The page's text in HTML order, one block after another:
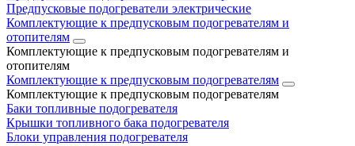
Предпусковые подогреватели электрические
Комплектующие к предпусковым подогревателям и
отопителям
Комплектующие к предпусковым подогревателям и
отопителям
Комплектующие к предпусковым подогревателям
Комплектующие к предпусковым подогревателям
Баки топливные подогревателя
Крышки топливного бака подогревателя
Блоки управления подогревателя